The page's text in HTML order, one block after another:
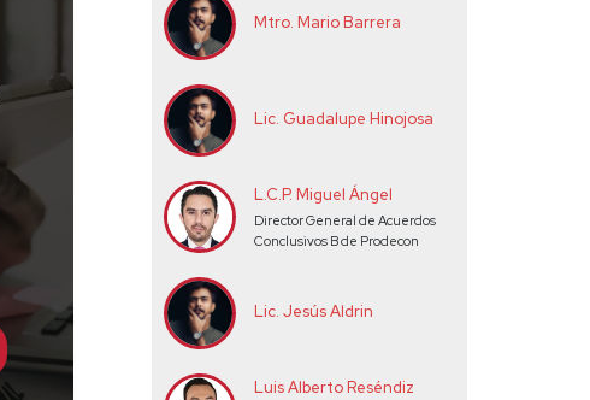
Mtro. Mario Barrera
Lic. Guadalupe Hinojosa
L.C.P. Miguel Ángel
Director General de Acuerdos
Conclusivos B de Prodecon
Lic. Jesús Aldrin
Luis Alberto Reséndiz